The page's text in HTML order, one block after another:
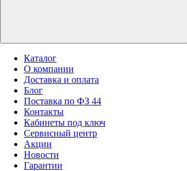
Каталог
О компании
Доставка и оплата
Блог
Поставка по ФЗ 44
Контакты
Кабинеты под ключ
Сервисный центр
Акции
Новости
Гарантии